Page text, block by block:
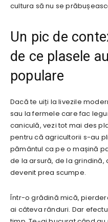
cultura să nu se
Un pic de
de ce plasele
populare
Dacă te uiți la livezile
sau la fermele care fac
caniculă, vezi tot mai des
pentru că agricultorii s-au
pământul ca pe o mașină
de la arsură, de la grindină,
devenit prea scumpe.
Într-o grădină mică,
ai câteva rânduri. Dar